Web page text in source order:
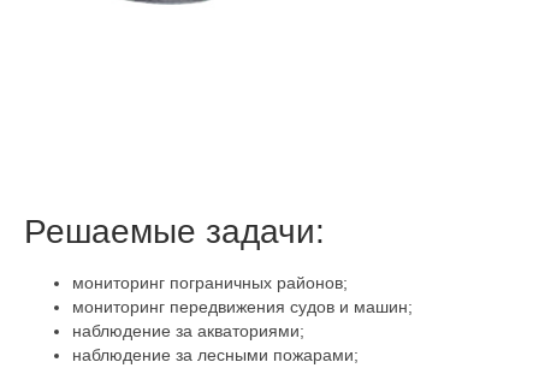
Решаемые задачи:
мониторинг пограничных районов;
мониторинг передвижения судов и машин;
наблюдение за акваториями;
наблюдение за лесными пожарами;